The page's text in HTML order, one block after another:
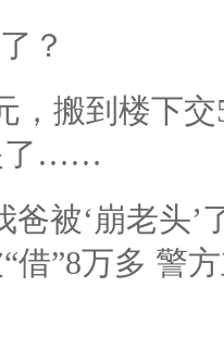
？
，搬到楼下
了……
爸被‘崩老头’
借”8万多 警